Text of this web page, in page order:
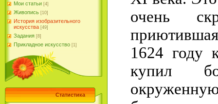
Мои статьи [4]
Живопись [10]
История изобразительного
искусства [49]
Задания [8]
Прикладное искусство [1]
Статистика
очень
1624 году
купил